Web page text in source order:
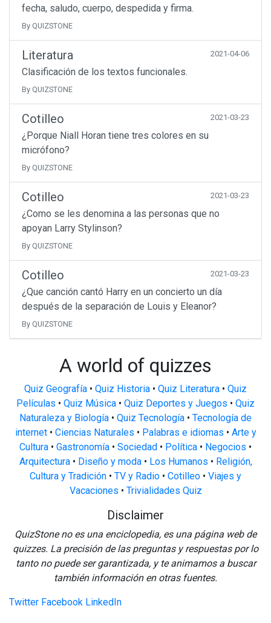
fecha, saludo, cuerpo, despedida y firma.
By QUIZSTONE
Literatura 2021-04-06
Clasificación de los textos funcionales.
By QUIZSTONE
Cotilleo 2021-03-23
¿Porque Niall Horan tiene tres colores en su
micrófono?
By QUIZSTONE
Cotilleo 2021-03-23
¿Como se les denomina a las personas que no
apoyan Larry Stylinson?
By QUIZSTONE
Cotilleo 2021-03-23
¿Que canción cantó Harry en un concierto un día
después de la separación de Louis y Eleanor?
By QUIZSTONE
A world of quizzes
Quiz Geografía • Quiz Historia • Quiz Literatura • Quiz
Películas • Quiz Música • Quiz Deportes y Juegos • Quiz
Naturaleza y Biología • Quiz Tecnología • Tecnología de
internet• Ciencias Naturales • Palabras e idiomas • Arte y
Cultura • Gastronomía • Sociedad • Política • Negocios •
Arquitectura• Diseño y moda• Los Humanos • Religión,
Cultura y Tradición • TV y Radio • Cotilleo • Viajes y
Vacaciones • Trivialidades Quiz
Disclaimer
QuizStone no es una enciclopedia, es una página web de
quizzes. La precisión de las preguntas y respuestas por lo
tanto no puede ser garantizada, y te animamos a buscar
también información en otras fuentes.
Twitter Facebook LinkedIn